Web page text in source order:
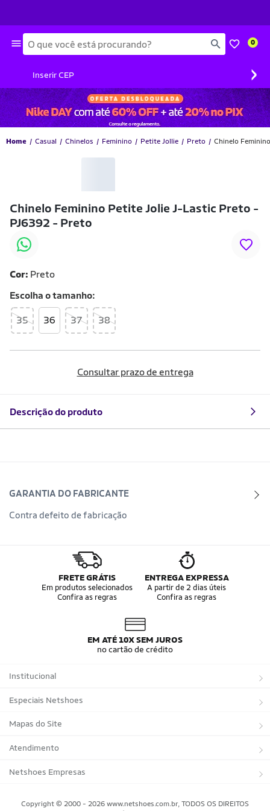
Busca 0
Inserir CEP ›
Home Casual Chinelos Feminino Petite Jollie Preto Chinelo
Chinelo Feminino Petite Jolie J-Lastic Preto -
PJ6392 - Preto
-15% OFF
Cor: Preto
Escolha otamanho
35 36 37 38
Consultar prazo de entrega
Descrição do produto
GARANTIA DO FABRICANTE
Contra defeito de fabricação
FRETE GRÁTIS
Em produtos selecionados
Confira as regras
ENTREGA EXPRESSA
A partir de 2 dias úteis
Confira as regras
EM ATÉ 10X SEM JUROS
no cartão de crédito
Institucional
Sobre a Netshoes
Política de Privacidade
Programa de Afiliados
Regulamentos
Especiais Netshoes
Suplementos
Corrida
Bicicletas
Mapas do Site
Marcas
Tipos de Produtos
Atendimento
Trocas e devoluções
Netshoes Empresas
Copyright © 2000 - 2026 www.netshoes.com.br, TODOS OS DIREITOS